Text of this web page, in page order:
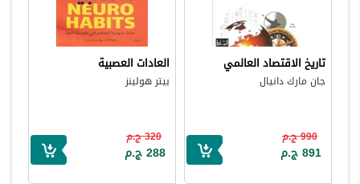
تاريخ الاقتصاد العالمي
جان مارك دانيال
990 ج.م
891 ج.م
العادات العصبية
بيتر هولينز
320 ج.م
288 ج.م